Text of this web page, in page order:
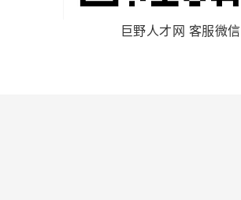
巨野人才网 客服微信